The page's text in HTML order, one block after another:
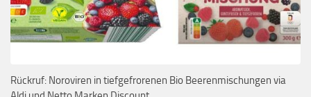
Rückruf: Noroviren in tiefgefrorenen Bio Beerenmischungen via